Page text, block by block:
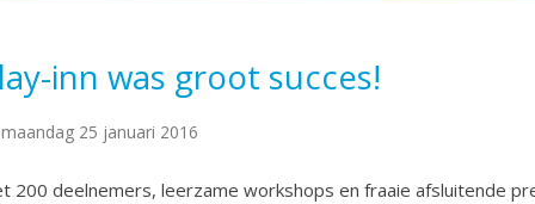
inn was groot succes!
maandag 25 januari 2016
200 deelnemers, leerzame workshops en fraaie afsluitende